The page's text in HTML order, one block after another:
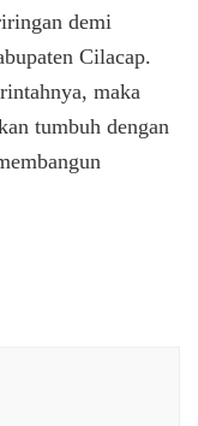
demi
Cilacap.
maka
tumbuh dengan